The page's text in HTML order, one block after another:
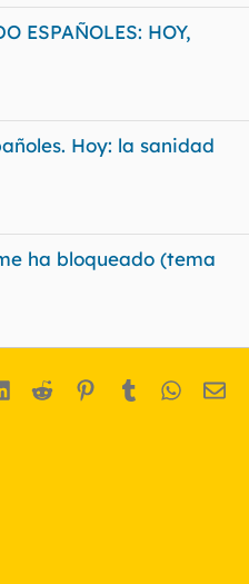
ESPAÑOLES: HOY,
Hoy: la sanidad
ha bloqueado (tema
LinkedIn
Reddit Pinterest
Tumblr